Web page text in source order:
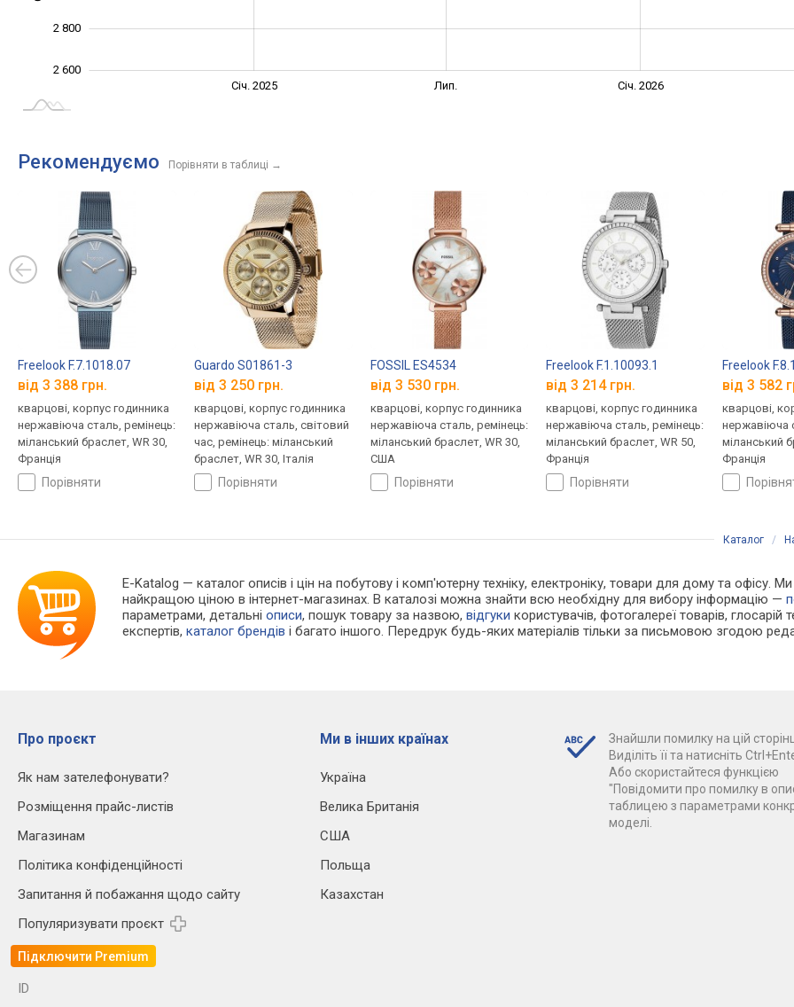
2 600
2 800
Січ. 2025 Лип. Січ. 2026
Рекомендуємо Порівняти в таблиці →
Freelook F.7.1018.07
від 3 388 грн.
кварцові, корпус годинника
нержавіюча сталь, ремінець:
міланський браслет, WR 30,
Франція
порівняти
Guardo S01861-3
від 3 250 грн.
кварцові, корпус годинника
нержавіюча сталь, світовий
час, ремінець: міланський
браслет, WR 30, Італія
порівняти
FOSSIL ES4534
від 3 530 грн.
кварцові, корпус годинника
нержавіюча сталь, ремінець:
міланський браслет, WR 30,
США
порівняти
Freelook F.1.10093.1
від 3 214 грн.
кварцові, корпус годинника
нержавіюча сталь, ремінець:
міланський браслет, WR 50,
Франція
порівняти
Freelook
від 3 582
кварцові,
нержавіюча
міланський
Франція
Каталог /
E-Katalog — каталог описів і цін на побутову і комп'ютерну техніку, електроніку, товари для дому та офісу.
найкращою ціною в інтернет-магазинах. В каталозі можна знайти всю необхідну для вибору інформацію —
параметрами, детальніописи, пошук товару за назвою,відгуки користувачів, фотогалереї товарів, глосарій
експертів,каталог брендів і багато іншого. Передрук будь-яких матеріалів тільки за письмовою згодою
Про проєкт
Як нам зателефонувати?
Розміщення прайс-листів
Магазинам
Політика конфіденційності
Запитання й побажання щодо сайту
Популяризувати проєкт
Підключити Premium
Ми в інших країнах
Україна
Велика Британія
США
Польща
Казахстан
Знайшли помилку на цій
Виділіть її та натисніть
Або скористайтеся функцією
"Повідомити про помилку в
таблицею з параметрами
моделі.
ID